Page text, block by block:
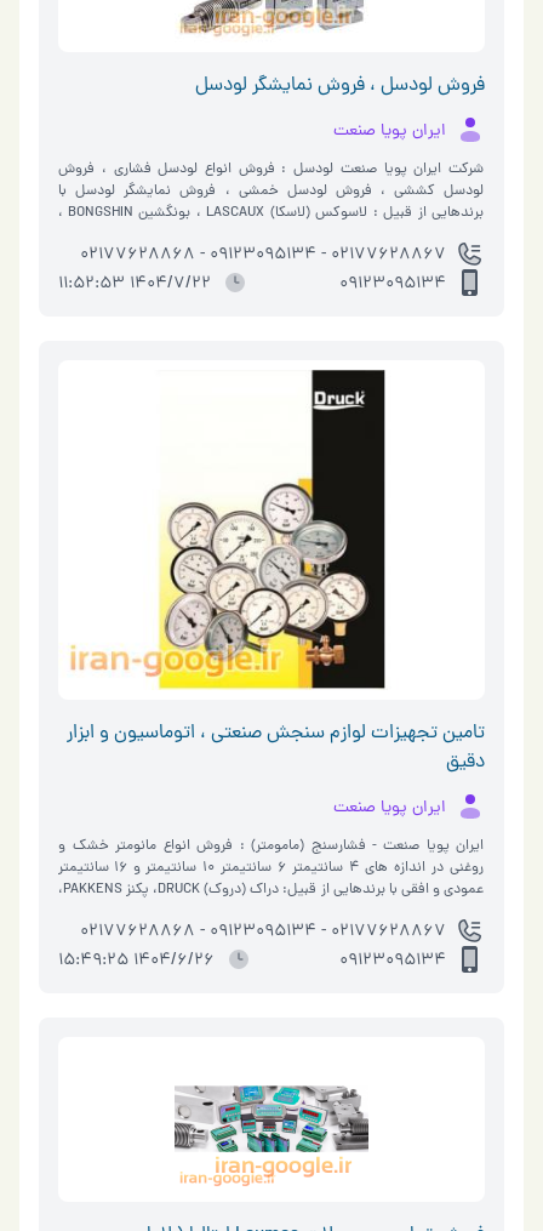
فروش لودسل ، فروش نمایشگر لودسل
ایران پویا صنعت
شرکت ایران پویا صنعت لودسل : فروش انواع لودسل فشاری ، فروش
لودسل کششی ، فروش لودسل خمشی ، فروش نمایشگر لودسل با
برندهایی از قبیل : لاسوکس (لاسکا) LASCAUX ، بونگشین BONGSHIN ،
02177628867 - 09123095134 - 02177628868
09123095134
1404/7/22 11:52:53
تامین تجهیزات لوازم سنجش صنعتی ، اتوماسیون و ابزار
دقیق
ایران پویا صنعت
ایران پویا صنعت - فشارسنج (مامومتر) : فروش انواع مانومتر خشک و
روغنی در اندازه های 4 سانتیمتر 6 سانتیمتر 10 سانتیمتر و 16 سانتیمتر
عمودی و افقی با برندهایی از قبیل: دراک (دروک) DRUCK، پکنز PAKKENS،
02177628867 - 09123095134 - 02177628868
09123095134
1404/6/26 15:49:25